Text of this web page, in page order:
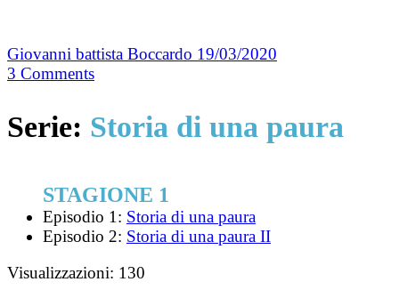
Giovanni battista Boccardo 19/03/2020
3 Comments
Serie: Storia di una paura
STAGIONE 1
Episodio 1: Storia di una paura
Episodio 2: Storia di una paura II
Visualizzazioni: 130